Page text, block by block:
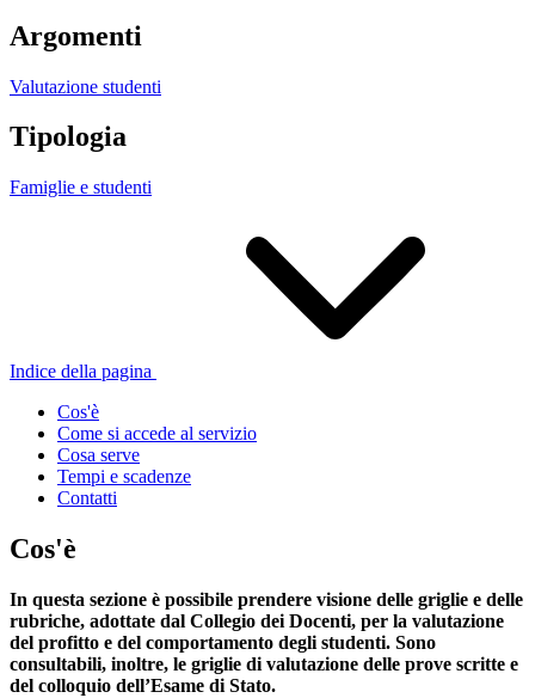
Argomenti
Valutazione studenti
Tipologia
Famiglie e studenti
Indice della pagina
Cos'è
Come si accede al servizio
Cosa serve
Tempi e scadenze
Contatti
Cos'è
In questa sezione è possibile prendere visione delle griglie e delle
rubriche, adottate dal Collegio dei Docenti, per la valutazione
del profitto e del comportamento degli studenti. Sono
consultabili, inoltre, le griglie di valutazione delle prove scritte e
del colloquio dell’Esame di Stato.